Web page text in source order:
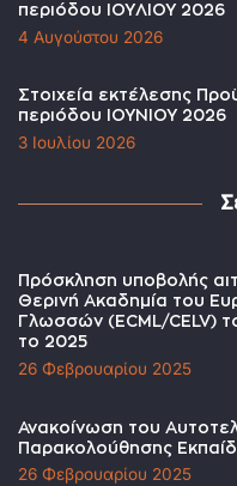
περιόδου ΙΟΥΛΙΟΥ 2026
4 Αυγούστου 2026
Στοιχεία εκτέλεσης
περιόδου ΙΟΥΝΙΟΥ 2026
3 Ιουλίου 2026
Πρόσκληση υποβολής
Θερινή Ακαδημία του
Γλωσσών (ECML/CELV)
το 2025
26 Φεβρουαρίου 2025
Ανακοίνωση του
Παρακολούθησης
26 Φεβρουαρίου 2025